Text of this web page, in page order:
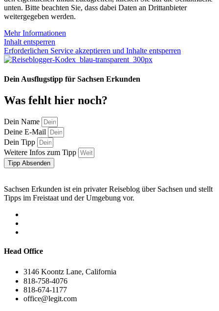
unten. Bitte beachten Sie, dass dabei Daten an Drittanbieter
weitergegeben werden.
Mehr Informationen
Inhalt entsperren
Erforderlichen Service akzeptieren und Inhalte entsperren
Dein Ausflugstipp für Sachsen Erkunden
Was fehlt hier noch?
Dein Name
Deine E-Mail
Dein Tipp
Weitere Infos zum Tipp
Tipp Absenden
Sachsen Erkunden ist ein privater Reiseblog über Sachsen und stellt
Tipps im Freistaat und der Umgebung vor.
Head Office
3146 Koontz Lane, California
818-758-4076
818-674-1177
office@legit.com